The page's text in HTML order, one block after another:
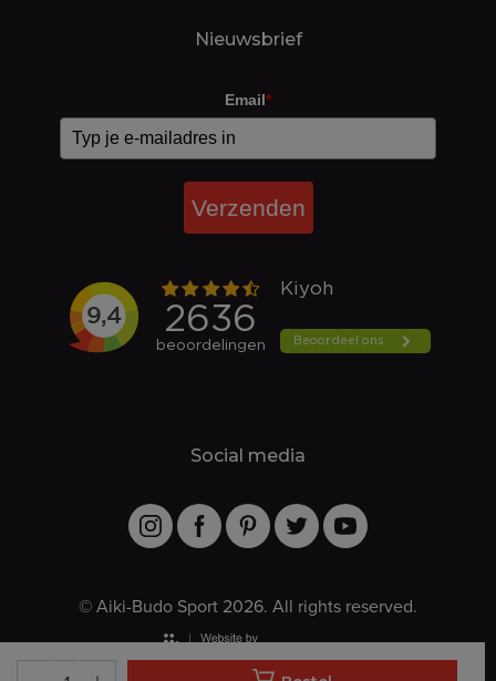
Nieuwsbrief
Email*
Verzenden
Social media
© Aiki-Budo Sport 2026. All rights reserved.